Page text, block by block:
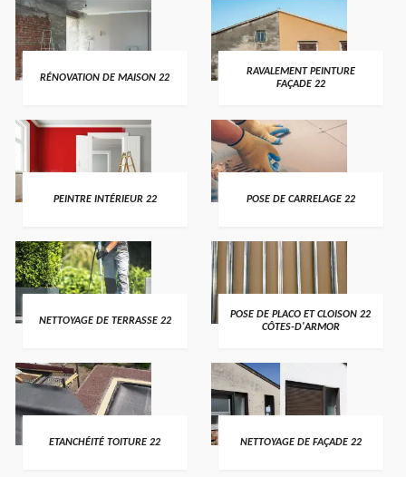
RÉNOVATION DE MAISON 22
RAVALEMENT PEINTURE
FAÇADE 22
PEINTRE INTÉRIEUR 22 POSE DE CARRELAGE 22
NETTOYAGE DE TERRASSE 22
POSE DE PLACO ET CLOISON 22
CÔTES-D'ARMOR
ETANCHÉITÉ TOITURE 22 NETTOYAGE DE FAÇADE 22